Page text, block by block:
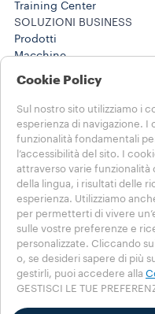
Training Center
SOLUZIONI BUSINESS
Prodotti
Macchine
Stories
AIUTO E CONTATTI
FAQs
Contatti
800 806 068
800 806 068
NOTE LEGALI E PRIVACY
Termini di utilizzo
SCEGLI IL TUO PAESE
CH - Italiano
CH - Italiano
CH - Deutsch
CH - Français
OTHER COUNTRIES
Cookie Policy
Sul nostro sito utilizziamo i
esperienza di navigazione.
funzionalità fondamentali
l’accessibilità del sito. I
attraverso varie funzionalità
della lingua, i risultati delle
esperienza. Utilizziamo
per permetterti di vivere
sulle vostre preferenze e
personalizzate. Cliccando
o, se desideri sapere di più
gestirli, puoi accedere alla
GESTISCI LE TUE